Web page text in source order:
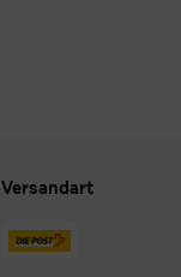
Versandart